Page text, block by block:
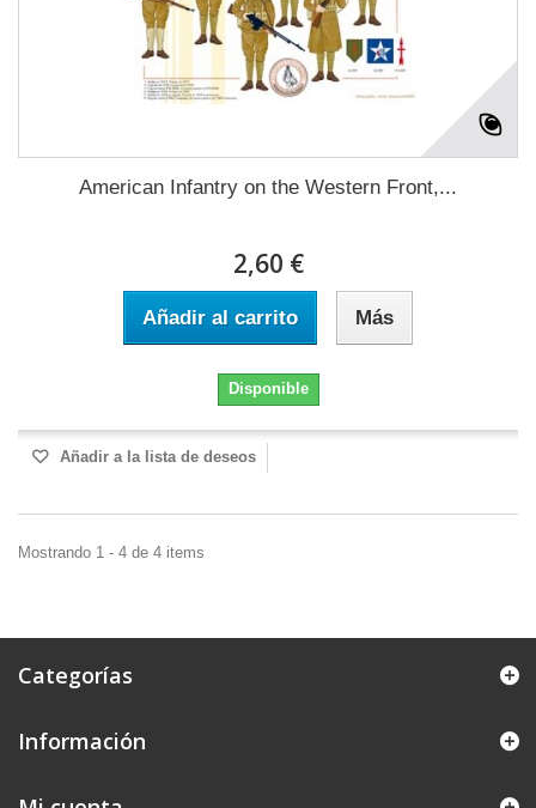
American Infantry on the Western Front,...
2,60 €
Añadir al carrito Más
Disponible
Añadir a la lista de deseos
Mostrando 1 - 4 de 4 items
Categorías
Información